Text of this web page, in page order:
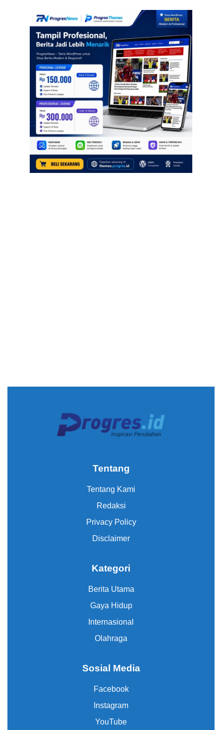
Tentang
Tentang Kami
Redaksi
Privacy Policy
Disclaimer
Kategori
Berita Utama
Gaya Hidup
Internasional
Olahraga
Sosial Media
Facebook
Instagram
YouTube